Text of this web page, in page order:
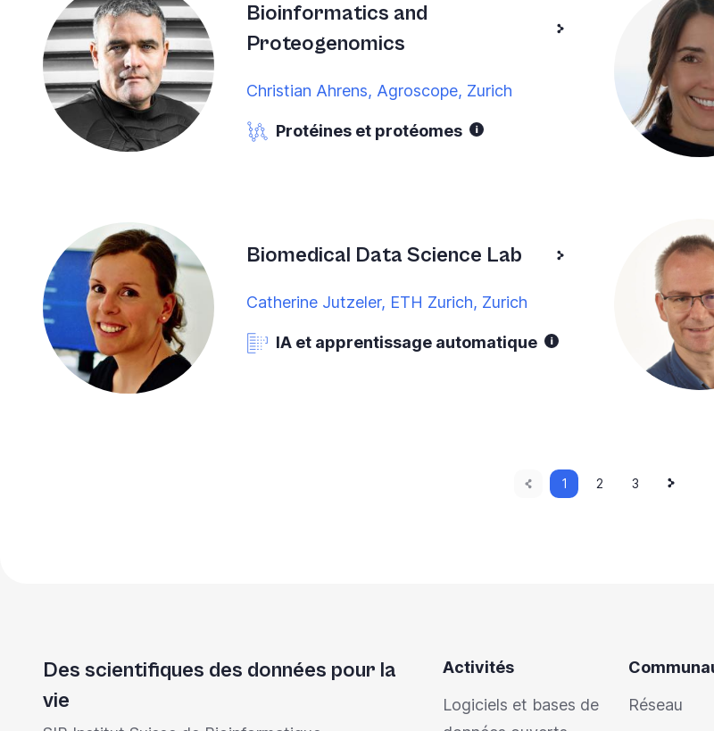
Bioinformatics and
Proteogenomics
Christian Ahrens, Agroscope, Zurich
Protéines et protéomes
Biomedical Data Science Lab
Catherine Jutzeler, ETH Zurich, Zurich
IA et apprentissage automatique
précédente
Current
page
1 Page
2 Page
3
Next
page
Des scientifiques des données pour la
vie
Activités
Logiciels et bases de
Réseau